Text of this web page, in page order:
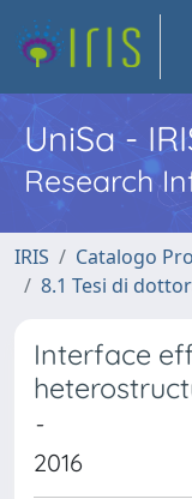
UniSa -
Research
IRIS Catalogo
8.1 Tesi di
Interface
-
2016